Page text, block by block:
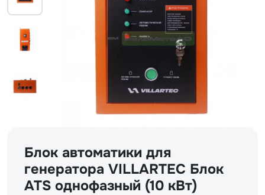
Блок автоматики для
генератора VILLARTEC Блок
ATS однофазный (10 кВт)